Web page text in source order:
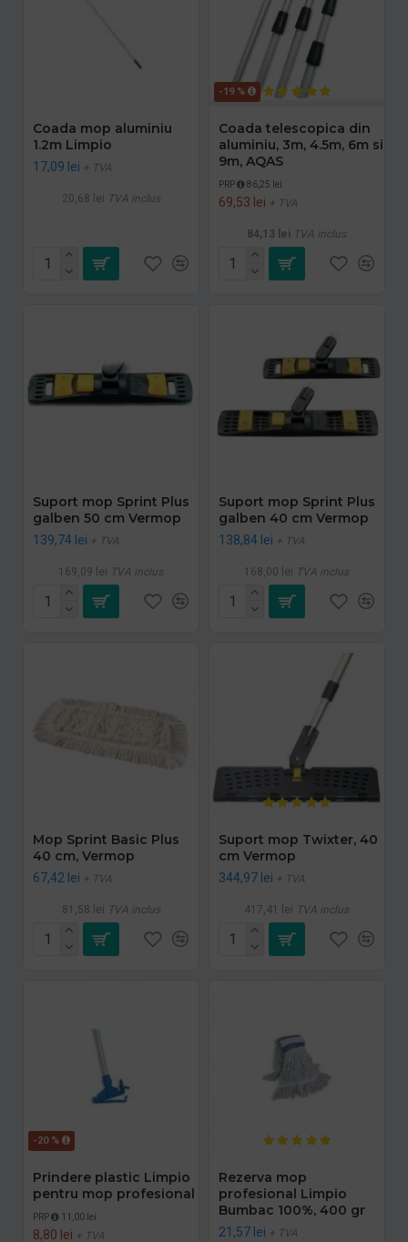
Coada mop aluminiu
1.2m Limpio
17,09 lei + TVA
20,68 lei TVA inclus
-19 %
Coada telescopica din
aluminiu, 3m, 4.5m, 6m si
9m, AQAS
PRP 86,25 lei
69,53 lei + TVA
84,13 lei TVA inclus
Suport mop Sprint Plus
galben 50 cm Vermop
139,74 lei + TVA
169,09 lei TVA inclus
Suport mop Sprint Plus
galben 40 cm Vermop
138,84 lei + TVA
168,00 lei TVA inclus
Mop Sprint Basic Plus
40 cm, Vermop
67,42 lei + TVA
81,58 lei TVA inclus
Suport mop Twixter, 40
cm Vermop
344,97 lei + TVA
417,41 lei TVA inclus
-20 %
Prindere plastic Limpio
pentru mop profesional
PRP 11,00 lei
8,80 lei + TVA
Rezerva mop
profesional Limpio
Bumbac 100%, 400 gr
21,57 lei + TVA